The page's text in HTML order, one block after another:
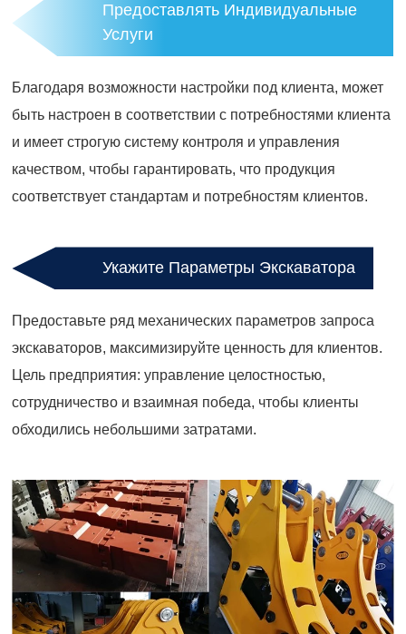
Предоставлять Индивидуальные
Услуги
Благодаря возможности настройки под клиента, может
быть настроен в соответствии с потребностями клиента
и имеет строгую систему контроля и управления
качеством, чтобы гарантировать, что продукция
соответствует стандартам и потребностям клиентов.
Укажите Параметры Экскаватора
Предоставьте ряд механических параметров запроса
экскаваторов, максимизируйте ценность для клиентов.
Цель предприятия: управление целостностью,
сотрудничество и взаимная победа, чтобы клиенты
обходились небольшими затратами.